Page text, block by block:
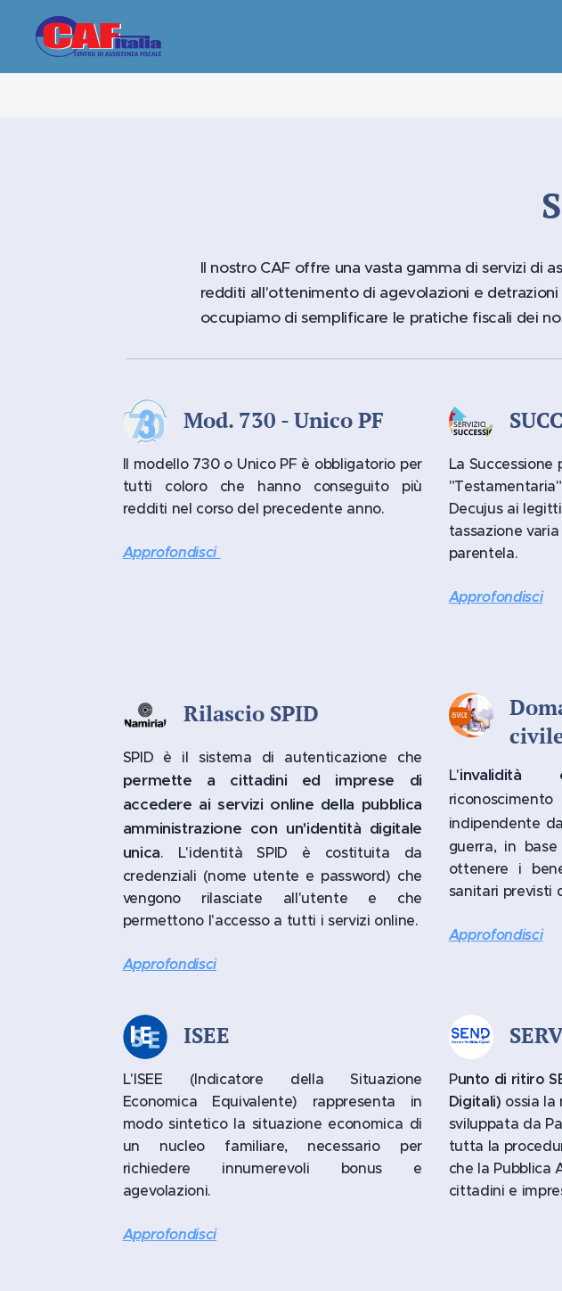
Il nostro CAF offre una vasta gamma di servizi di
redditi all'ottenimento di agevolazioni e detrazioni
occupiamo di semplificare le pratiche fiscali dei
Mod. 730 - Unico PF
Il modello 730 o Unico PF è obbligatorio per
tutti coloro che hanno conseguito più
redditi nel corso del precedente anno.
Approfondisci
La Successione
Decujus ai
tassazione
parentela.
Approfondisci
Rilascio SPID
SPID è il sistema di autenticazione che
permette a cittadini ed imprese di
accedere ai servizi online della pubblica
amministrazione con un'identità digitale
unica. L'identità SPID è costituita da
credenziali (nome utente e password) che
vengono rilasciate all'utente e che
permettono l'accesso a tutti i servizi online.
Approfondisci
L'invalidità
riconoscimento
indipendente
guerra, in
ottenere i
sanitari previsti
Approfondisci
ISEE
L'ISEE (Indicatore della Situazione
Economica Equivalente) rappresenta in
modo sintetico la situazione economica di
un nucleo familiare, necessario per
richiedere innumerevoli bonus e
agevolazioni.
Approfondisci
Punto di ritiro
Digitali) ossia
sviluppata da
tutta la
che la Pubblica
cittadini e